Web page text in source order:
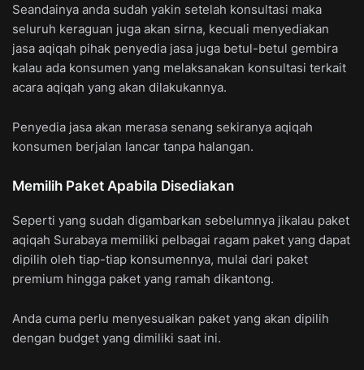
Seandainya anda sudah yakin setelah konsultasi maka
seluruh keraguan juga akan sirna, kecuali menyediakan
jasa aqiqah pihak penyedia jasa juga betul-betul gembira
kalau ada konsumen yang melaksanakan konsultasi terkait
acara aqiqah yang akan dilakukannya.
Penyedia jasa akan merasa senang sekiranya aqiqah
konsumen berjalan lancar tanpa halangan.
Memilih Paket Apabila Disediakan
Seperti yang sudah digambarkan sebelumnya jikalau paket
aqiqah Surabaya memiliki pelbagai ragam paket yang dapat
dipilih oleh tiap-tiap konsumennya, mulai dari paket
premium hingga paket yang ramah dikantong.
Anda cuma perlu menyesuaikan paket yang akan dipilih
dengan budget yang dimiliki saat ini.